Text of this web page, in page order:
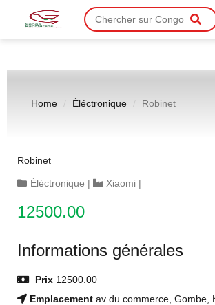
Home Éléctronique Robinet
Robinet
Éléctronique | Xiaomi |
12500.00
Informations générales
Prix 12500.00
Emplacement av du commerce, Gombe,